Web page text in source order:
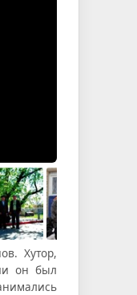
Хутор,
он был